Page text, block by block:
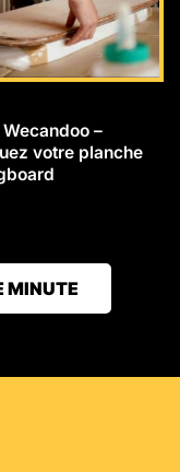
–
votre planche
MINUTE